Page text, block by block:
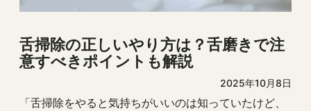
舌掃除の正しいやり方は？舌磨きで注
意すべきポイントも解説
2025年10月8日
「舌掃除をやると気持ちがいいのは知っていたけど、